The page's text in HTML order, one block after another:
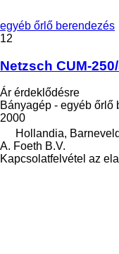
egyéb őrlő berendezés
12
Netzsch CUM-
Ár érdeklődésre
Bányagép - egyéb őrlő
2000
Hollandia, Barneveld
A. Foeth B.V.
Kapcsolatfelvétel az